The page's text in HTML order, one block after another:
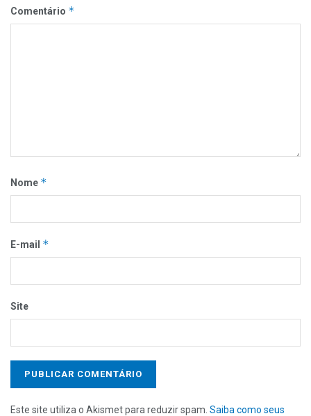
Comentário *
Nome *
E-mail *
Site
Este site utiliza o Akismet para reduzir spam. Saiba como seus